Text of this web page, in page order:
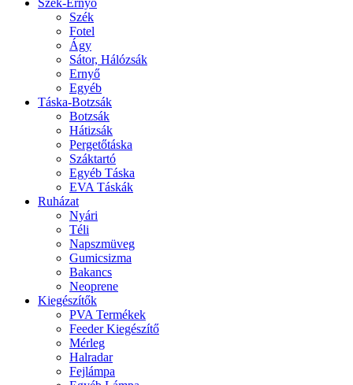
Szék-Ernyő
Szék
Fotel
Ágy
Sátor, Hálózsák
Ernyő
Egyéb
Táska-Botzsák
Botzsák
Hátizsák
Pergetőtáska
Száktartó
Egyéb Táska
EVA Táskák
Ruházat
Nyári
Téli
Napszmüveg
Gumicsizma
Bakancs
Neoprene
Kiegészítők
PVA Termékek
Feeder Kiegészítő
Mérleg
Halradar
Fejlámpa